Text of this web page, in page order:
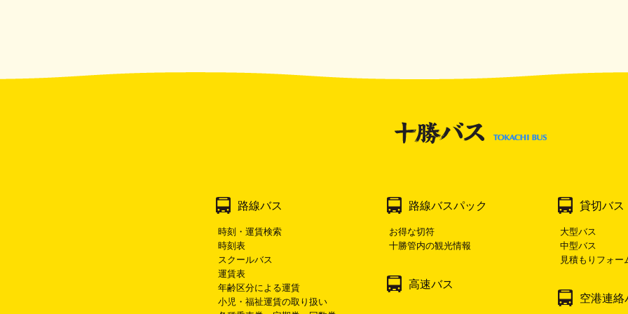
路線バス
時刻・運賃検索
時刻表
スクールバス
運賃表
年齢区分による運賃
小児・福祉運賃の取り扱い
路線バスパック
お得な切符
十勝管内の観光情報
高速バス
貸切バス
大型バス
中型バス
見積もりフォー
空港連絡